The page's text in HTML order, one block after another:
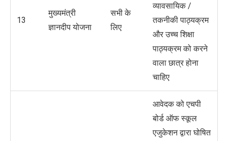
13
मुख्‍यमंत्री
ज्ञानदीप योजना
सभी के
लिए
व्यावसायिक /
तकनीकी पाठ्यक्रम
और उच्च शिक्षा
पाठ्यक्रम को करने
वाला छात्र होना
चाहिए
आवेदक को एचपी
बोर्ड ऑफ स्कूल
एजुकेशन द्वारा घोषित